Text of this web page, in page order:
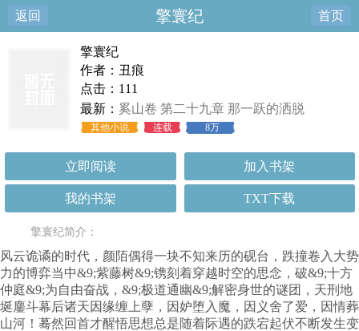
返回 擎寰纪 首页
擎寰纪
作者：丑痕
点击：111
最新： 奚山卷 第二十九章 那一跃的洒脱
其他小说 连载 8万
立即阅读 加入书架
我的书架 TXT下载
擎寰纪简介：
风云诡谲的时代，颜陌偶得一块不知来历的砚台，跌撞卷入大势
力的博弈当中&9;紫藤树&9;镌刻着穿越时空的思念，破&9;十方
仲庭&9;为自由奋战，&9;极道通幽&9;解密身世的谜团，天刑地
埏鏖斗幕后诸天因缘缠上孽，因妒堕入魔，因义舍了爱，因情葬
山河！蓦然回首才醒悟思想总是随着际遇的跌宕起伏不断发生变